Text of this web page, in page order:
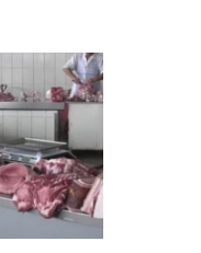
Бизнес